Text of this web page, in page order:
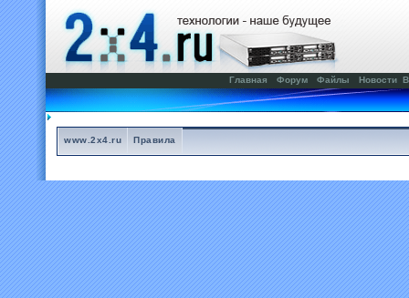
Главная Форум Файлы Новости
www.2x4.ru Правила